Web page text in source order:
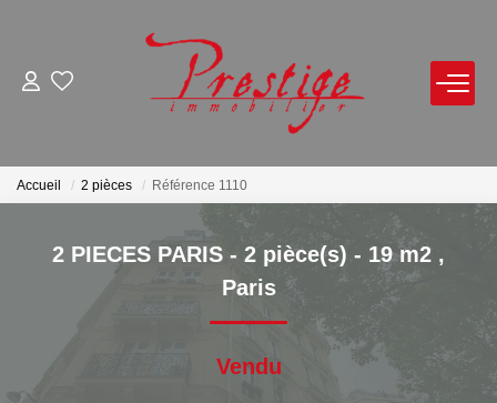
ACHETER
LOUER
VENDRE
Avis De Valeur Sur Rendez-Vous
Biens Vendus
Accueil 2 pièces Référence 1110
2 PIECES PARIS - 2 pièce(s) - 19 m2 ,
Paris
Vendu